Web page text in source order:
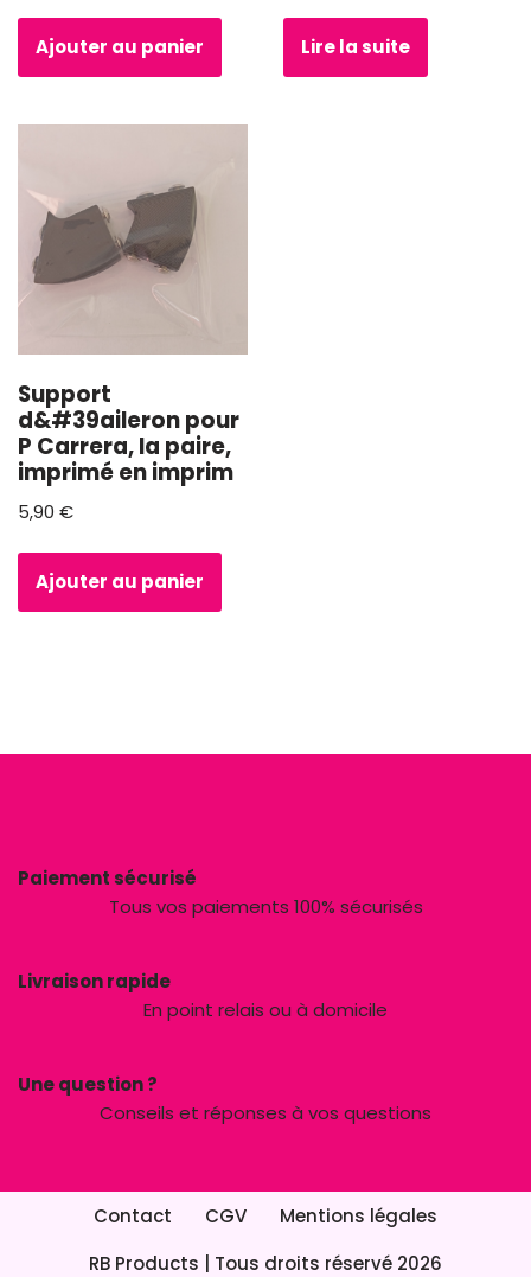
Ajouter au panier Lire la suite
Support
d&#39aileron pour
P Carrera, la paire,
imprimé en imprim
5,90 €
Ajouter au panier
Paiement sécurisé
Tous vos paiements 100% sécurisés
Livraison rapide
En point relais ou à domicile
Une question ?
Conseils et réponses à vos questions
Contact CGV
Mentions légales
RB Products | Tous droits réservé 2026